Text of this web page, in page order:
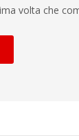
volta che